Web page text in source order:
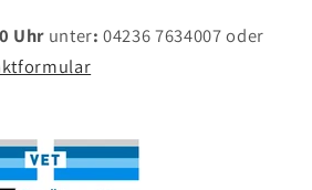
Uhr unter:04236 7634007 oder